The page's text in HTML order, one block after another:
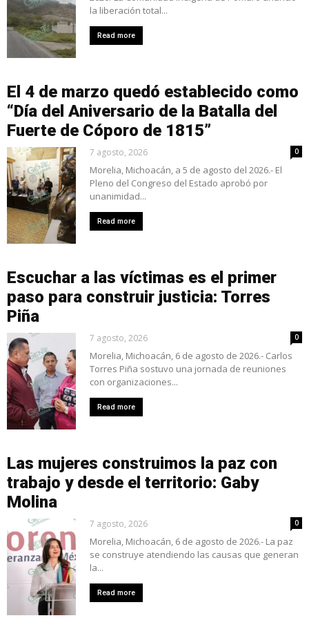
la liberación total...
Read more
El 4 de marzo quedó establecido como
“Día del Aniversario de la Batalla del
Fuerte de Cóporo de 1815”
7 agosto, 2026 0
Morelia, Michoacán, a 5 de agosto del 2026.- El
Pleno del Congreso del Estado aprobó por
unanimidad...
Read more
Escuchar a las víctimas es el primer
paso para construir justicia: Torres
Piña
7 agosto, 2026 0
Morelia, Michoacán, 6 de agosto de 2026.- Carlos
Torres Piña sostuvo una jornada de reuniones
con organizaciones...
Read more
Las mujeres construimos la paz con
trabajo y desde el territorio: Gaby
Molina
7 agosto, 2026 0
Morelia, Michoacán, 6 de agosto de 2026.- La paz
se construye atendiendo las causas que generan
la...
Read more